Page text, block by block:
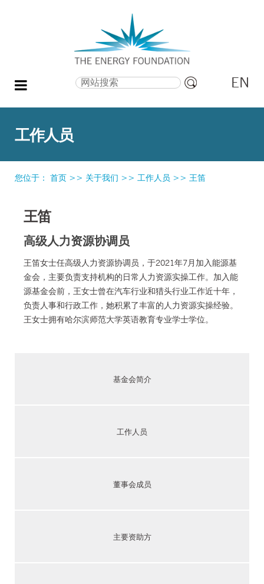
级
索
EN
工作人员
您位于： 首页 >> 关于我们 >> 工作人员 >> 王笛
王笛
高级人力资源协调员
王笛女士任高级人力资源协调员，于2021年7月加入能源基
金会，主要负责支持机构的日常人力资源实操工作。加入能
源基金会前，王女士曾在汽车行业和猎头行业工作近十年，
负责人事和行政工作，她积累了丰富的人力资源实操经验。
王女士拥有哈尔滨师范大学英语教育专业学士学位。
基金会简介
工作人员
董事会成员
主要资助方